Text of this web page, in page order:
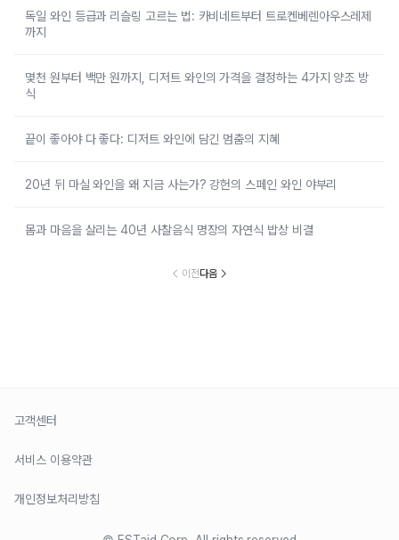
독일 와인 등급과 리슬링 고르는 법: 카비네트부터 트로켄베렌아우스레제
까지
몇천 원부터 백만 원까지, 디저트 와인의 가격을 결정하는 4가지 양조 방
식
끝이 좋아야 다 좋다: 디저트 와인에 담긴 멈춤의 지혜
20년 뒤 마실 와인을 왜 지금 사는가? 강헌의 스페인 와인 야부리
몸과 마음을 살리는 40년 사찰음식 명장의 자연식 밥상 비결
이전다음
고객센터
서비스 이용약관
개인정보처리방침